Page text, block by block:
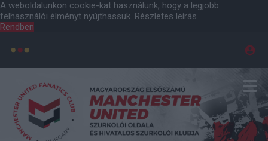
A weboldalunkon cookie-kat használunk, hogy a legjobb
felhasználói élményt nyújthassuk. Részletes leírás
Rendben